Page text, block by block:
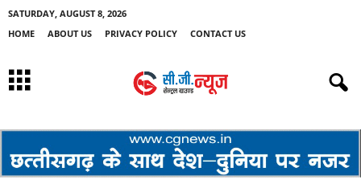
SATURDAY, AUGUST 8, 2026
HOME
ABOUT US PRIVACY POLICY CONTACT US